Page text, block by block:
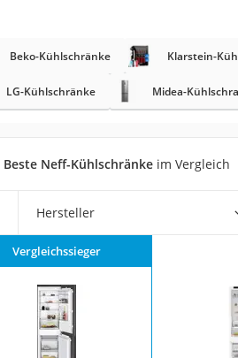
Heißwasserspender
Tierhaarstaubsauger
Nespresso-Maschine
Service
Beko-Kühlschränke Klarstein-
LG-Kühlschränke Midea-
Beste Neff-Kühlschränke im Vergleich
Hersteller
Vergleichssieger